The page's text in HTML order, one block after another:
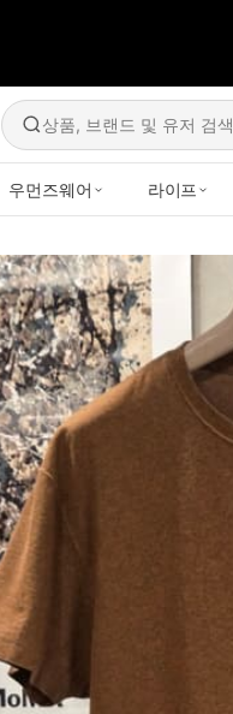
상품, 브랜드 및 유저 검색
우먼즈웨어 라이프